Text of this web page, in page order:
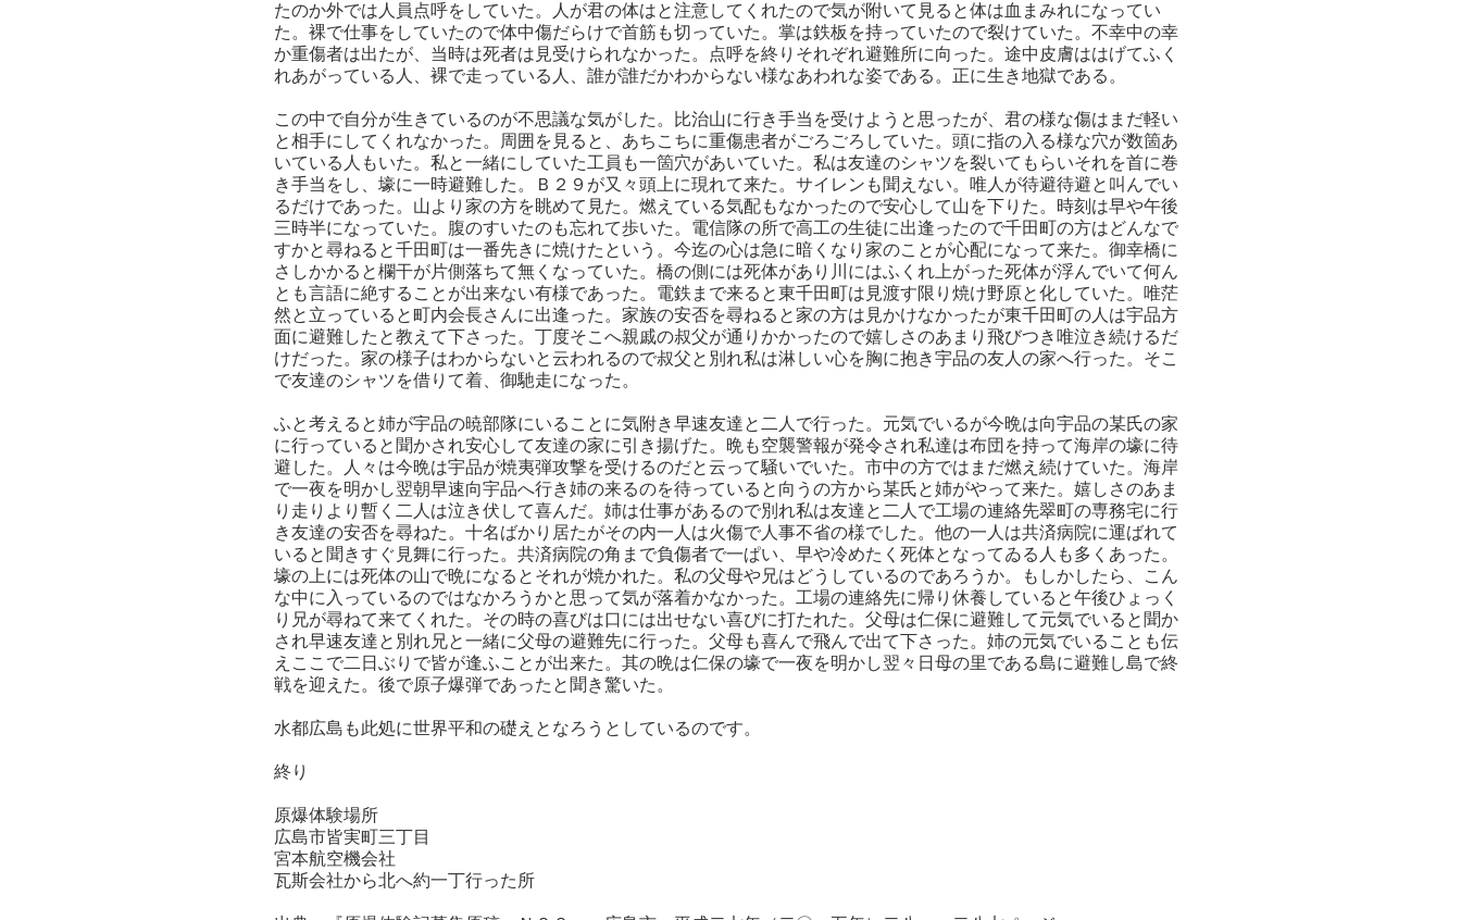
たのか外では人員点呼をしていた。人が君の体はと注意してくれたので気が附いて見ると体は血まみれになってい
た。裸で仕事をしていたので体中傷だらけで首筋も切っていた。掌は鉄板を持っていたので裂けていた。不幸中の幸
か重傷者は出たが、当時は死者は見受けられなかった。点呼を終りそれぞれ避難所に向った。途中皮膚ははげてふく
れあがっている人、裸で走っている人、誰が誰だかわからない様なあわれな姿である。正に生き地獄である。
この中で自分が生きているのが不思議な気がした。比治山に行き手当を受けようと思ったが、君の様な傷はまだ軽い
と相手にしてくれなかった。周囲を見ると、あちこちに重傷患者がごろごろしていた。頭に指の入る様な穴が数箇あ
いている人もいた。私と一緒にしていた工員も一箇穴があいていた。私は友達のシャツを裂いてもらいそれを首に巻
き手当をし、壕に一時避難した。Ｂ２９が又々頭上に現れて来た。サイレンも聞えない。唯人が待避待避と叫んでい
るだけであった。山より家の方を眺めて見た。燃えている気配もなかったので安心して山を下りた。時刻は早や午後
三時半になっていた。腹のすいたのも忘れて歩いた。電信隊の所で高工の生徒に出逢ったので千田町の方はどんなで
すかと尋ねると千田町は一番先きに焼けたという。今迄の心は急に暗くなり家のことが心配になって来た。御幸橋に
さしかかると欄干が片側落ちて無くなっていた。橋の側には死体があり川にはふくれ上がった死体が浮んでいて何ん
とも言語に絶することが出来ない有様であった。電鉄まで来ると東千田町は見渡す限り焼け野原と化していた。唯茫
然と立っていると町内会長さんに出逢った。家族の安否を尋ねると家の方は見かけなかったが東千田町の人は宇品方
面に避難したと教えて下さった。丁度そこへ親戚の叔父が通りかかったので嬉しさのあまり飛びつき唯泣き続けるだ
けだった。家の様子はわからないと云われるので叔父と別れ私は淋しい心を胸に抱き宇品の友人の家へ行った。そこ
で友達のシャツを借りて着、御馳走になった。
ふと考えると姉が宇品の暁部隊にいることに気附き早速友達と二人で行った。元気でいるが今晩は向宇品の某氏の家
に行っていると聞かされ安心して友達の家に引き揚げた。晩も空襲警報が発令され私達は布団を持って海岸の壕に待
避した。人々は今晩は宇品が焼夷弾攻撃を受けるのだと云って騒いでいた。市中の方ではまだ燃え続けていた。海岸
で一夜を明かし翌朝早速向宇品へ行き姉の来るのを待っていると向うの方から某氏と姉がやって来た。嬉しさのあま
り走りより暫く二人は泣き伏して喜んだ。姉は仕事があるので別れ私は友達と二人で工場の連絡先翠町の専務宅に行
き友達の安否を尋ねた。十名ばかり居たがその内一人は火傷で人事不省の様でした。他の一人は共済病院に運ばれて
いると聞きすぐ見舞に行った。共済病院の角まで負傷者で一ぱい、早や冷めたく死体となってゐる人も多くあった。
壕の上には死体の山で晩になるとそれが焼かれた。私の父母や兄はどうしているのであろうか。もしかしたら、こん
な中に入っているのではなかろうかと思って気が落着かなかった。工場の連絡先に帰り休養していると午後ひょっく
り兄が尋ねて来てくれた。その時の喜びは口には出せない喜びに打たれた。父母は仁保に避難して元気でいると聞か
され早速友達と別れ兄と一緒に父母の避難先に行った。父母も喜んで飛んで出て下さった。姉の元気でいることも伝
えここで二日ぶりで皆が逢ふことが出来た。其の晩は仁保の壕で一夜を明かし翌々日母の里である島に避難し島で終
戦を迎えた。後で原子爆弾であったと聞き驚いた。
水都広島も此処に世界平和の礎えとなろうとしているのです。
終り
原爆体験場所
広島市皆実町三丁目
宮本航空機会社
瓦斯会社から北へ約一丁行った所